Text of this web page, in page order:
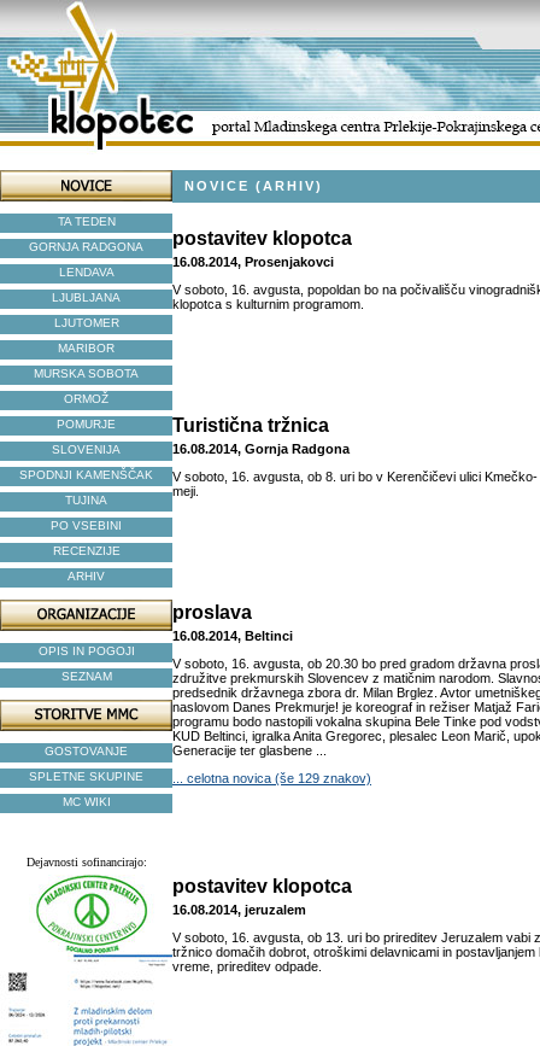
TA TEDEN
GORNJA RADGONA
LENDAVA
LJUBLJANA
LJUTOMER
MARIBOR
MURSKA SOBOTA
ORMOŽ
POMURJE
SLOVENIJA
SPODNJI KAMENŠČAK
TUJINA
PO VSEBINI
RECENZIJE
ARHIV
OPIS IN POGOJI
SEZNAM
GOSTOVANJE
SPLETNE SKUPINE
MC WIKI
Dejavnosti sofinancirajo:
NOVICE (ARHIV)
postavitev klopotca
16.08.2014, Prosenjakovci
V soboto, 16. avgusta, popoldan bo na počivališču
klopotca s kulturnim programom.
Turistična tržnica
16.08.2014, Gornja Radgona
V soboto, 16. avgusta, ob 8. uri bo v Kerenčičevi ulici
meji.
proslava
16.08.2014, Beltinci
V soboto, 16. avgusta, ob 20.30 bo pred gradom državna
združitve prekmurskih Slovencev z matičnim narodom.
predsednik državnega zbora dr. Milan Brglez. Avtor
naslovom Danes Prekmurje! je koreograf in režiser Matjaž
programu bodo nastopili vokalna skupina Bele Tinke pod
KUD Beltinci, igralka Anita Gregorec, plesalec Leon Marič,
Generacije ter glasbene ...
... celotna novica (še 129 znakov)
postavitev klopotca
16.08.2014, jeruzalem
V soboto, 16. avgusta, ob 13. uri bo prireditev Jeruzalem vabi
tržnico domačih dobrot, otroškimi delavnicami in
vreme, prireditev odpade.